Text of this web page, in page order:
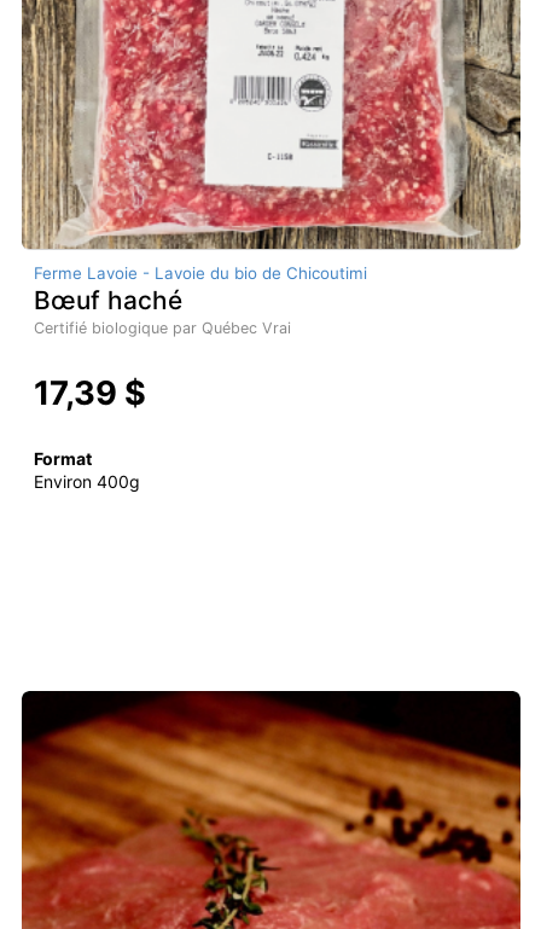
Ferme Lavoie - Lavoie du bio de Chicoutimi
Bœuf haché
Certifié biologique par Québec Vrai
17,39 $
Format
Environ 400g